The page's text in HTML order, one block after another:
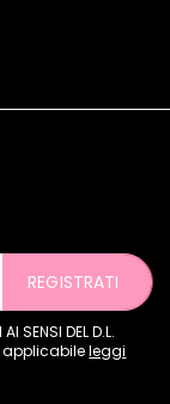
REGISTRATI
SENSI DEL D.L.
applicabileleggi